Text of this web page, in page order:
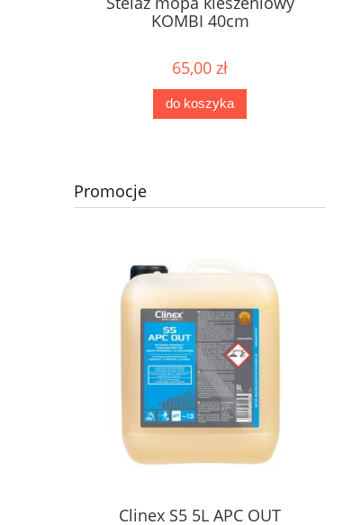
KOMBI 40cm
65,00 zł
do koszyka
Promocje
Clinex S5 5L APC OUT